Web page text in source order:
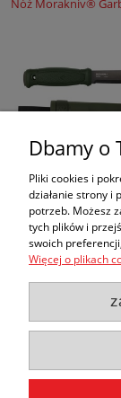
Nóż Morakniv®
Dbamy o
Pliki cookies i
działanie strony i
potrzeb. Możesz
tych plików i
swoich
Więcej o plikach